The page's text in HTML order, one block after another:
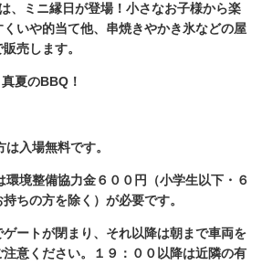
、ミニ縁日が登場！小さなお子様から楽
いや的当て他、串焼きやかき氷などの屋
売します。
夏のBBQ！
入場無料です。
境整備協力金６００円（小学生以下・６
ちの方を除く）が必要です。
ートが閉まり、それ以降は朝まで車両を
意ください。１９：００以降は近隣の有